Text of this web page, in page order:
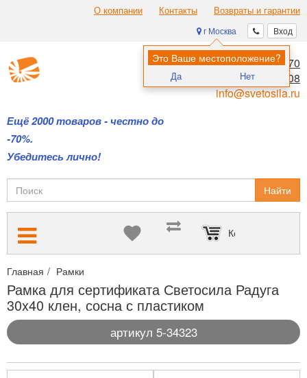
О компании Контакты Возвраты и гарантии
Вход
г Москва
Это Ваше местоположение?
Да Нет
Ещё 2000 товаров - честно до
-70%.
Убедитесь лично!
8 (495) 970-00-70
8 (800) 700-11-08
info@svetosila.ru
Найти
Корзина пуста
Главная Рамки
Рамка для сертификата Светосила Радуга
30x40 клен, сосна с пластиком
артикул 5-34323